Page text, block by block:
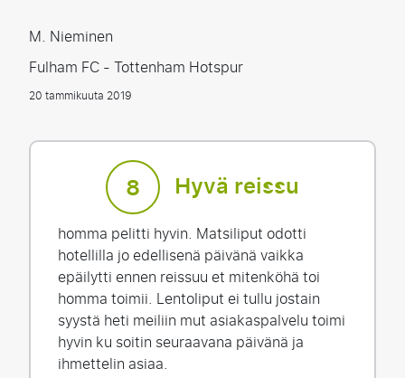
M. Nieminen
Fulham FC - Tottenham Hotspur
20 tammikuuta 2019
8 Hyvä reissu
homma pelitti hyvin. Matsiliput odotti
hotellilla jo edellisenä päivänä vaikka
epäilytti ennen reissuu et mitenköhä toi
homma toimii. Lentoliput ei tullu jostain
syystä heti meiliin mut asiakaspalvelu toimi
hyvin ku soitin seuraavana päivänä ja
ihmettelin asiaa.